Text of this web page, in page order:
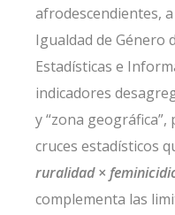
afrodescendientes,
Igualdad de Género
Estadísticas e
indicadores
y“zona
cruces estadísticos
ruralidad ×
complementa las